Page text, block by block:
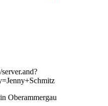
Oberammergau